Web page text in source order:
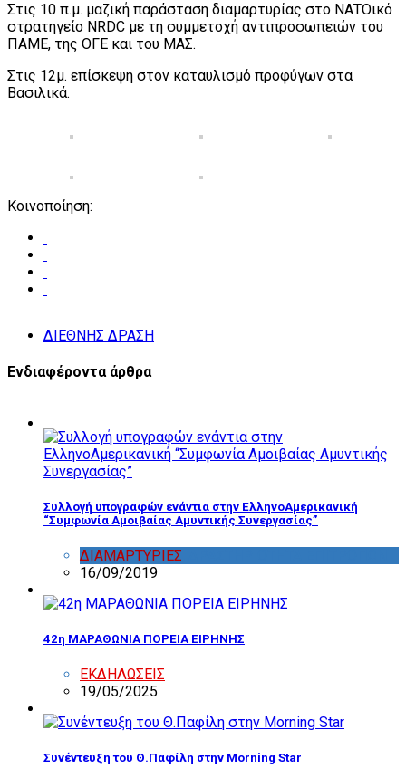
Στις 10 π.μ. μαζική παράσταση διαμαρτυρίας στο ΝΑΤΟικό
στρατηγείο NRDC με τη συμμετοχή αντιπροσωπειών του
ΠΑΜΕ, της ΟΓΕ και του ΜΑΣ.
Στις 12μ. επίσκεψη στον καταυλισμό προφύγων στα
Βασιλικά.
Κοινοποίηση:
ΔΙΕΘΝΗΣ ΔΡΑΣΗ
Ενδιαφέροντα άρθρα
Συλλογή υπογραφών ενάντια στην ΕλληνοΑμερικανική
“Συμφωνία Αμοιβαίας Αμυντικής Συνεργασίας”
ΔΙΑΜΑΡΤΥΡΙΕΣ
16/09/2019
42η ΜΑΡΑΘΩΝΙΑ ΠΟΡΕΙΑ ΕΙΡΗΝΗΣ
ΕΚΔΗΛΩΣΕΙΣ
19/05/2025
Συνέντευξη του Θ.Παφίλη στην Morning Star